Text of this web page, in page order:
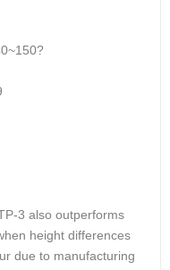
3 also outperforms
height differences
due to manufacturing